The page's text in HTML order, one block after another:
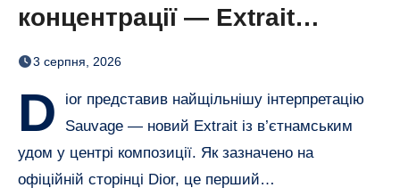
концентрації — Extrait
дозріває 42 дні
3 серпня, 2026
D
ior представив найщільнішу інтерпретацію
Sauvage — новий Extrait із в’єтнамським
удом у центрі композиції. Як зазначено на
офіційній сторінці Dior, це перший…